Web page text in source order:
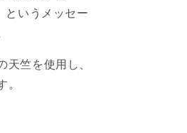
というメッセー
天竺を使用し、
。